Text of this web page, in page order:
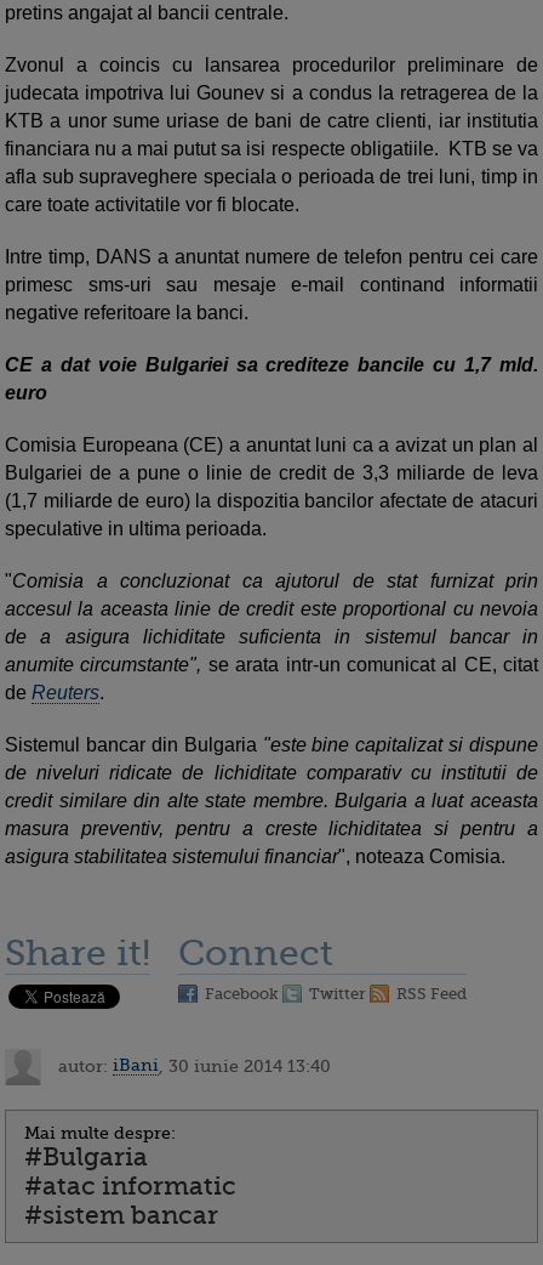
pretins angajat al bancii centrale.
Zvonul a coincis cu lansarea procedurilor preliminare de
judecata impotriva lui Gounev si a condus la retragerea de la
KTB a unor sume uriase de bani de catre clienti, iar institutia
financiara nu a mai putut sa isi respecte obligatiile. KTB se va
afla sub supraveghere speciala o perioada de trei luni, timp in
care toate activitatile vor fi blocate.
Intre timp, DANS a anuntat numere de telefon pentru cei care
primesc sms-uri sau mesaje e-mail continand informatii
negative referitoare la banci.
CE a dat voie Bulgariei sa crediteze bancile cu 1,7 mld.
euro
Comisia Europeana (CE) a anuntat luni ca a avizat un plan al
Bulgariei de a pune o linie de credit de 3,3 miliarde de leva
(1,7 miliarde de euro) la dispozitia bancilor afectate de atacuri
speculative in ultima perioada.
"Comisia a concluzionat ca ajutorul de stat furnizat prin
accesul la aceasta linie de credit este proportional cu nevoia
de a asigura lichiditate suficienta in sistemul bancar in
anumite circumstante", se arata intr-un comunicat al CE, citat
de Reuters.
Sistemul bancar din Bulgaria "este bine capitalizat si dispune
de niveluri ridicate de lichiditate comparativ cu institutii de
credit similare din alte state membre. Bulgaria a luat aceasta
masura preventiv, pentru a creste lichiditatea si pentru a
asigura stabilitatea sistemului financiar", noteaza Comisia.
Share it! Connect
Facebook Twitter RSS Feed
autor: iBani , 30 iunie 2014 13:40
Mai multe despre:
#Bulgaria
#atac informatic
#sistem bancar